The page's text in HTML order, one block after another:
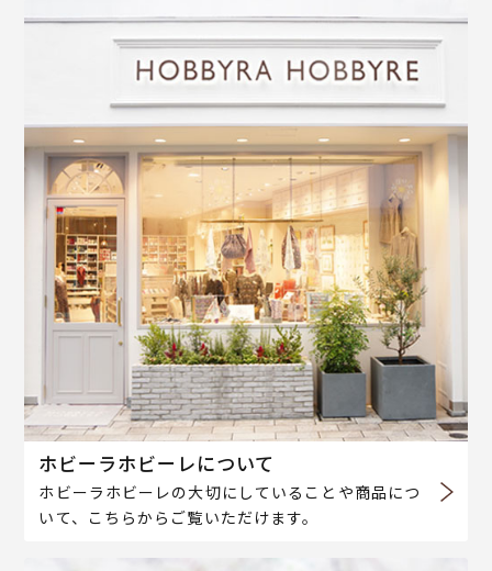
ホビーラホビーレについて
ホビーラホビーレの大切にしていることや商品につ
いて、こちらからご覧いただけます。